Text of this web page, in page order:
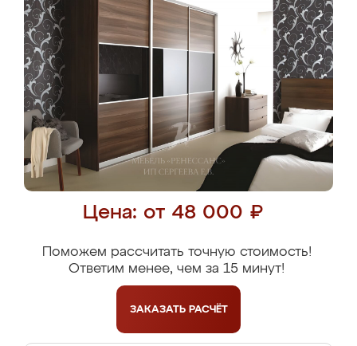
Цена: от 48 000 ₽
Поможем рассчитать точную стоимость!
Ответим менее, чем за 15 минут!
ЗАКАЗАТЬ РАСЧЁТ